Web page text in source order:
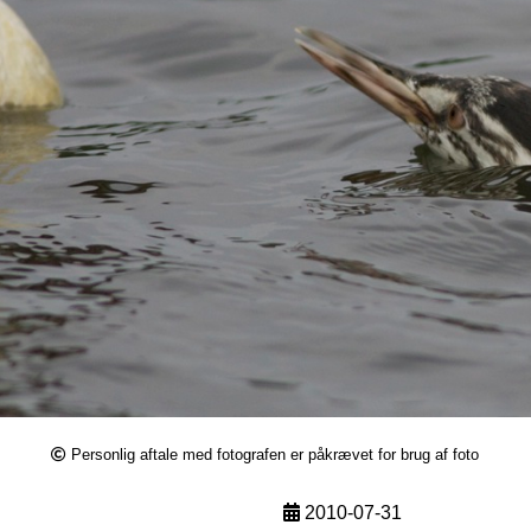
Personlig aftale med fotografen er påkrævet for brug af foto
2010-07-31